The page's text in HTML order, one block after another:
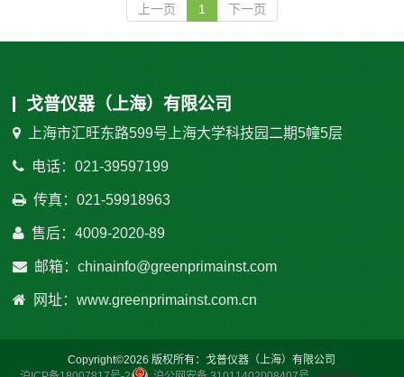
上一页 1 下一页
戈普仪器（上海）有限公司
上海市汇旺东路599号上海大学科技园二期5幢5层
电话：021-39597199
传真：021-59918963
售后：4009-2020-89
邮箱：chinainfo@greenprimainst.com
网址：www.greenprimainst.com.cn
Copyright©2026 版权所有：戈普仪器（上海）有限公司